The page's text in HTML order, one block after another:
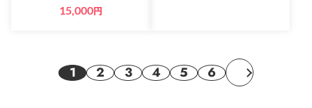
15,000円
1 2 3 4 5 6